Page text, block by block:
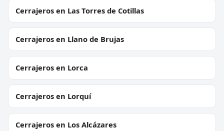
Cerrajeros en Las Torres de Cotillas
Cerrajeros en Llano de Brujas
Cerrajeros en Lorca
Cerrajeros en Lorquí
Cerrajeros en Los Alcázares